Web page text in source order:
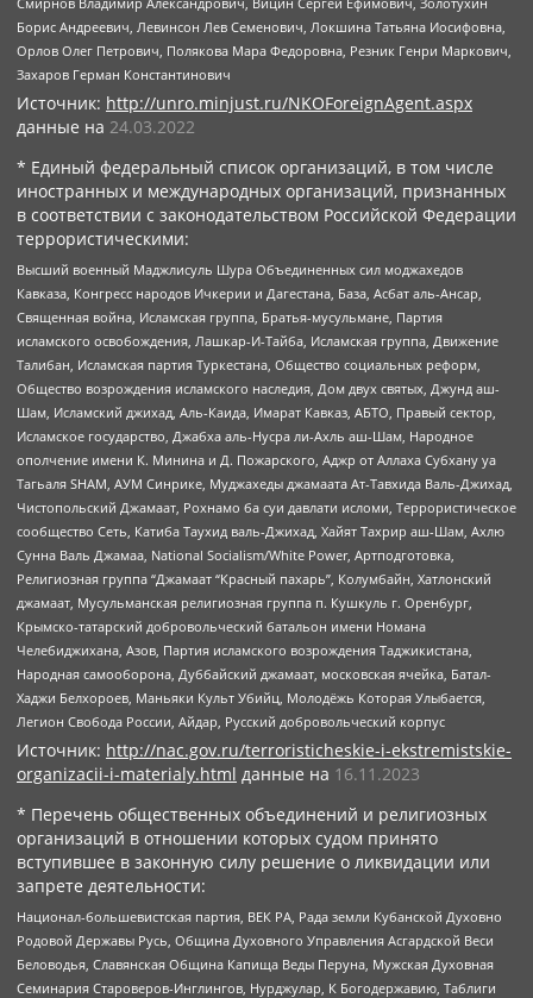
Борис Андреевич, Левинсон Лев Семенович, Локшина Татьяна Иосифовна,
Орлов Олег Петрович, Полякова Мара Федоровна, Резник Генри Маркович,
Захаров Герман Константинович
Источник: http://unro.minjust.ru/NKOForeignAgent.aspx
данные на 24.03.2022
* Единый федеральный список организаций, в том числе
иностранных и международных организаций, признанных
в соответствии с законодательством Российской Федерации
террористическими:
Высший военный Маджлисуль Шура Объединенных сил моджахедов
Кавказа, Конгресс народов Ичкерии и Дагестана, База, Асбат аль-Ансар,
Священная война, Исламская группа, Братья-мусульмане, Партия
исламского освобождения, Лашкар-И-Тайба, Исламская группа, Движение
Талибан, Исламская партия Туркестана, Общество социальных реформ,
Общество возрождения исламского наследия, Дом двух святых, Джунд аш-
Шам, Исламский джихад, Аль-Каида, Имарат Кавказ, АБТО, Правый сектор,
Исламское государство, Джабха аль-Нусра ли-Ахль аш-Шам, Народное
ополчение имени К. Минина и Д. Пожарского, Аджр от Аллаха Субхану уа
Тагьаля SHAM, АУМ Синрике, Муджахеды джамаата Ат-Тавхида Валь-Джихад,
Чистопольский Джамаат, Рохнамо ба суи давлати исломи, Террористическое
сообщество Сеть, Катиба Таухид валь-Джихад, Хайят Тахрир аш-Шам, Ахлю
Сунна Валь Джамаа, National Socialism/White Power, Артподготовка,
Религиозная группа “Джамаат “Красный пахарь”, Колумбайн, Хатлонский
джамаат, Мусульманская религиозная группа п. Кушкуль г. Оренбург,
Крымско-татарский добровольческий батальон имени Номана
Челебиджихана, Азов, Партия исламского возрождения Таджикистана,
Народная самооборона, Дуббайский джамаат, московская ячейка, Батал-
Хаджи Белхороев, Маньяки Культ Убийц, Молодёжь Которая Улыбается,
Легион Свобода России, Айдар, Русский добровольческий корпус
Источник: http://nac.gov.ru/terroristicheskie-i-ekstremistskie-
organizacii-i-materialy.html данные на 16.11.2023
* Перечень общественных объединений и религиозных
организаций в отношении которых судом принято
вступившее в законную силу решение о ликвидации или
запрете деятельности:
Национал-большевистская партия, ВЕК РА, Рада земли Кубанской Духовно
Родовой Державы Русь, Община Духовного Управления Асгардской Веси
Беловодья, Славянская Община Капища Веды Перуна, Мужская Духовная
Семинария Староверов-Инглингов, Нурджулар, К Богодержавию, Таблиги